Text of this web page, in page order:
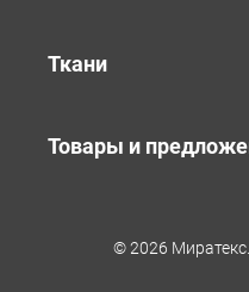
Ткани
Товары и
© 2026